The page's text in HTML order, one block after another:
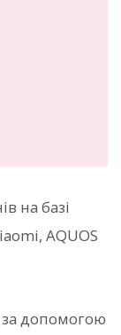
на базі
AQUOS
за допомогою